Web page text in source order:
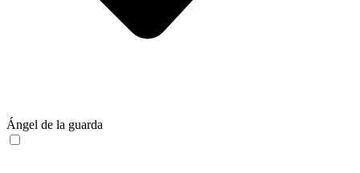
Ángel de la guarda